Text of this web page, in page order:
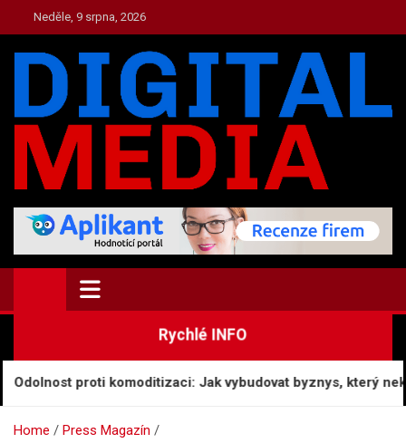
to
content
Neděle, 9 srpna, 2026
TOP.DIGITAL-MEDIA.CZ
Zpravodajství a Media
Rychlé INFO
proti komoditizaci: Jak vybudovat byznys, který
Home
Press Magazín